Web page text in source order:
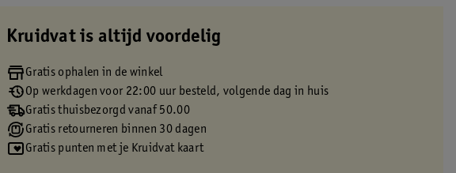
Kruidvat is altijd voordelig
Gratis ophalen in de winkel
Op werkdagen voor 22:00 uur besteld, volgende dag in huis
Gratis thuisbezorgd vanaf 50.00
Gratis retourneren binnen 30 dagen
Gratis punten met je Kruidvat kaart